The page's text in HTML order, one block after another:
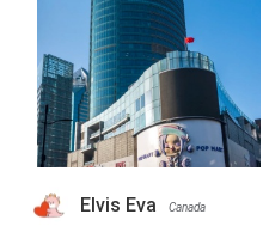
Elvis Eva Canada